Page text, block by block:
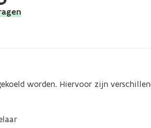
worden. Hiervoor zijn